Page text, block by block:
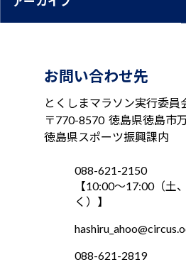
お問い合わせ先
とくしまマラソン実行委員
〒770-8570 徳島県徳島市
徳島県スポーツ振興課内
088-621-2150
【10:00～17:00（土
く）】
088-621-2819